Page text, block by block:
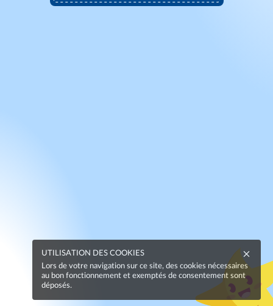
UTILISATION DES COOKIES
Lors de votre navigation sur ce site, des cookies nécessaires
au bon fonctionnement et exemptés de consentement sont
déposés.